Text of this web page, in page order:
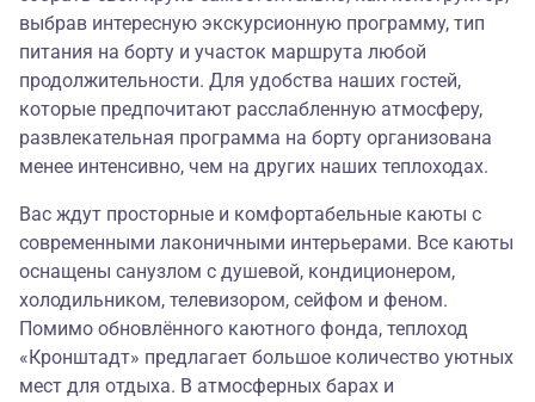
выбрав интересную экскурсионную программу, тип
питания на борту и участок маршрута любой
продолжительности. Для удобства наших гостей,
которые предпочитают расслабленную атмосферу,
развлекательная программа на борту организована
менее интенсивно, чем на других наших теплоходах.
Вас ждут просторные и комфортабельные каюты с
современными лаконичными интерьерами. Все каюты
оснащены санузлом с душевой, кондиционером,
холодильником, телевизором, сейфом и феном.
Помимо обновлённого каютного фонда, теплоход
«Кронштадт» предлагает большое количество уютных
мест для отдыха. В атмосферных барах и